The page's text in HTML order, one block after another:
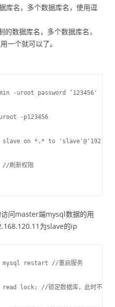
库名，多个数据库名，使用逗
数据库名，多个数据库名，
一个就可以了。
-uroot password ‘123456'
-p123456
slave on *.* to
刷新权限
问master端mysql数据的用
为slave的ip
mysql restart //重启服务
lock; //锁定数据库，此时不允许